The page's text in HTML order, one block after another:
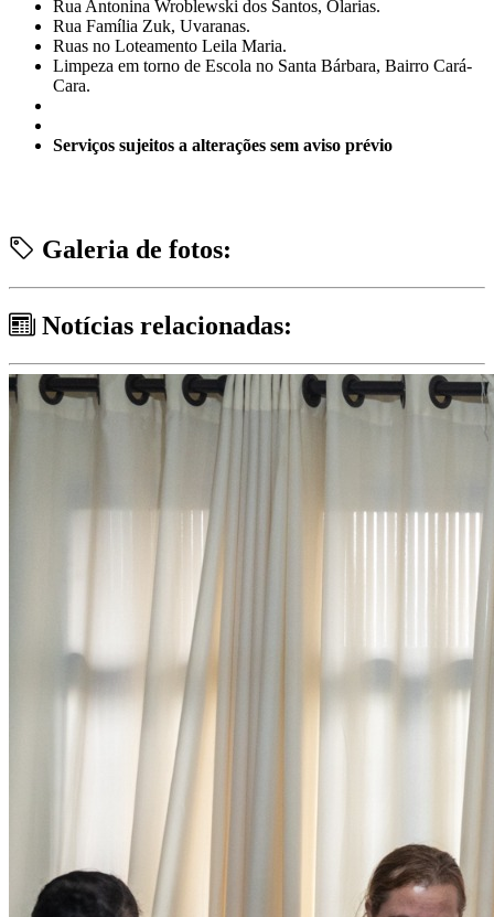
Rua Antonina Wroblewski dos Santos, Olarias.
Rua Família Zuk, Uvaranas.
Ruas no Loteamento Leila Maria.
Limpeza em torno de Escola no Santa Bárbara, Bairro Cará-
Cara.
Serviços sujeitos a alterações sem aviso prévio
Galeria de fotos:
Notícias relacionadas: